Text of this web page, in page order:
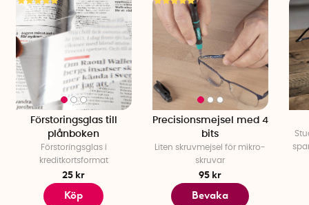
Förstoringsglas till
plånboken
Förstoringsglas i
kreditkortsformat
25 kr
Köp
Precisionsmejsel med 4
bits
Liten skruvmejsel för mikro-
skruvar
95 kr
Bevaka